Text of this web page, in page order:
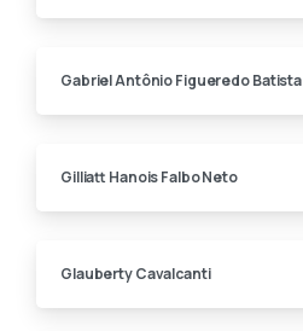
Gabriel Antônio Figueredo Batista
Gilliatt Hanois Falbo Neto
Glauberty Cavalcanti